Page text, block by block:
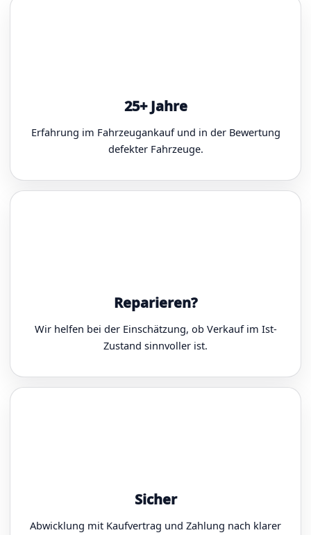
25+ Jahre
Erfahrung im Fahrzeugankauf und in der Bewertung
defekter Fahrzeuge.
Reparieren?
Wir helfen bei der Einschätzung, ob Verkauf im Ist-
Zustand sinnvoller ist.
Sicher
Abwicklung mit Kaufvertrag und Zahlung nach klarer